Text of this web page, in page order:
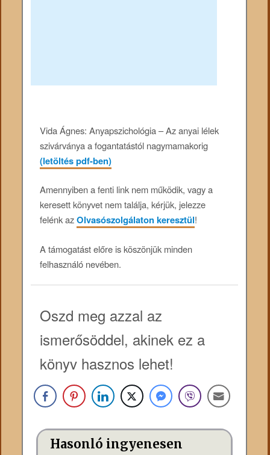
Vida Ágnes: Anyapszichológia – Az anyai lélek
szivárványa a fogantatástól nagymamakorig
(letöltés pdf-ben)
Amennyiben a fenti link nem működik, vagy a
keresett könyvet nem találja, kérjük, jelezze
felénk azOlvasószolgálaton keresztül!
A támogatást előre is köszönjük minden
felhasználó nevében.
Oszd meg azzal az
ismerősöddel, akinek ez a
könyv hasznos lehet!
Hasonló ingyenesen